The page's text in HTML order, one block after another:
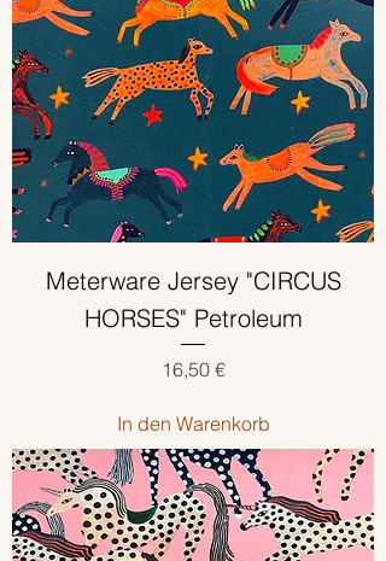
Meterware Jersey "CIRCUS
HORSES" Petroleum
Preis
16,50 €
In den Warenkorb